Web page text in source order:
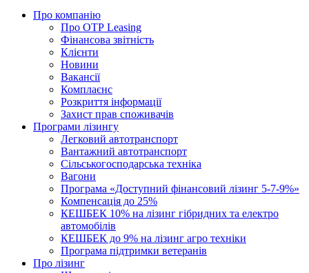
Про компанію
Про ОТР Leasing
Фінансова звітність
Клієнти
Новини
Вакансії
Комплаєнс
Розкриття інформації
Захист прав споживачів
Програми лізингу
Легковий автотранспорт
Вантажний автотранспорт
Cільськогосподарська техніка
Вагони
Програма «Доступний фінансовий лізинг 5-7-9%»
Компенсація до 25%
КЕШБЕК 10% на лізинг гібридних та електро
автомобілів
КЕШБЕК до 9% на лізинг агро техніки
Програма підтримки ветеранів
Про лізинг